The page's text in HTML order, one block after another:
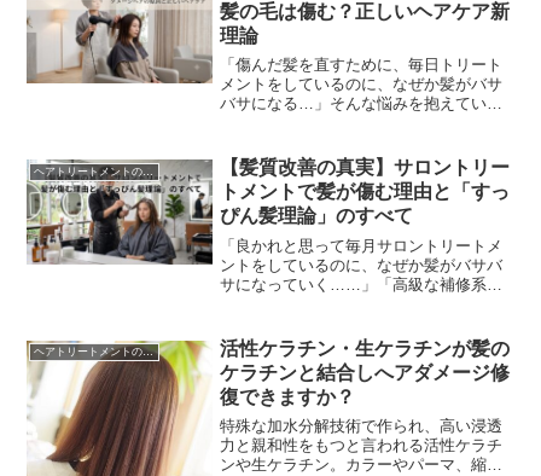
髪の毛は傷む？正しいヘアケア新
理論
「傷んだ髪を直すために、毎日トリート
メントをしているのに、なぜか髪がバサ
バサになる…」そんな悩みを抱えていま
実があります。この記...
【髪質改善の真実】サロントリー
トメントで髪が傷む理由と「すっ
ぴん髪理論」のすべて
「良かれと思って毎月サロントリートメ
ントをしているのに、なぜか髪がバサバ
サになっていく……」「高級な補修系ト
に悩む方は少なくあり...
ヘアトリートメントの真実
活性ケラチン・生ケラチンが髪の
ケラチンと結合しへアダメージ修
復できますか？
特殊な加水分解技術で作られ、高い浸透
力と親和性をもつと言われる活性ケラチ
ンや生ケラチン。カラーやパーマ、縮毛